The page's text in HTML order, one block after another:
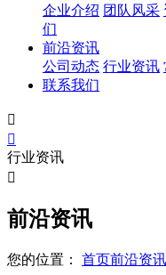
企业介绍 团队风采
们
前沿资讯
公司动态 行业资讯
联系我们


行业资讯

前沿资讯
您的位置： 首页前沿资讯